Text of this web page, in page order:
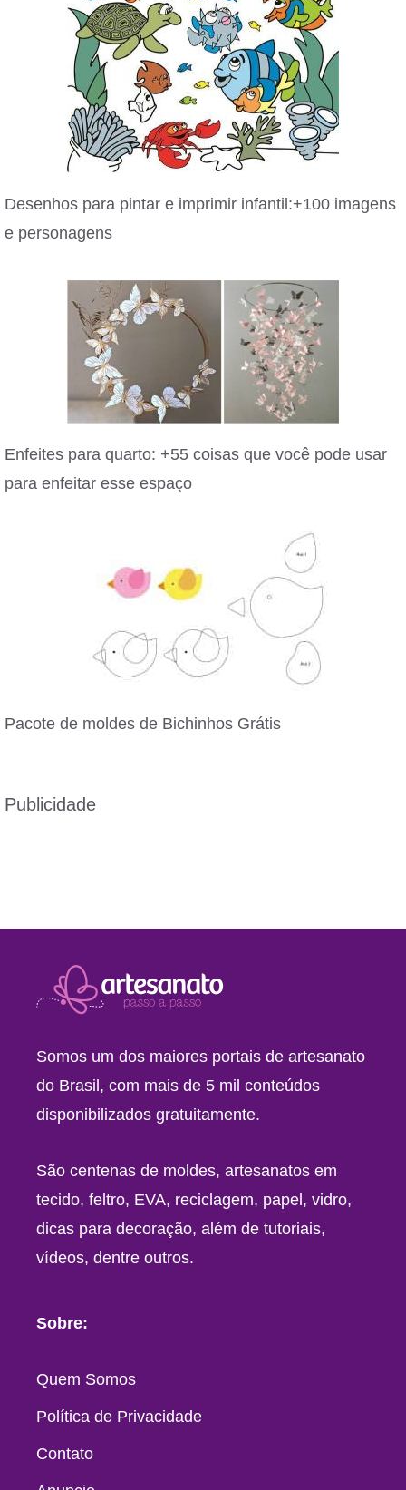
Desenhos para pintar e imprimir infantil:+100 imagens
e personagens
Enfeites para quarto: +55 coisas que você pode usar
para enfeitar esse espaço
Pacote de moldes de Bichinhos Grátis
Publicidade
Somos um dos maiores portais de artesanato
do Brasil, com mais de 5 mil conteúdos
disponibilizados gratuitamente.
São centenas de moldes, artesanatos em
tecido, feltro, EVA, reciclagem, papel, vidro,
dicas para decoração, além de tutoriais,
vídeos, dentre outros.
Sobre:
Quem Somos
Política de Privacidade
Contato